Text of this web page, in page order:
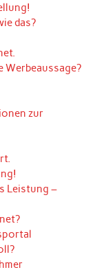
das?
Werbeaussage?
zur
Leistung –